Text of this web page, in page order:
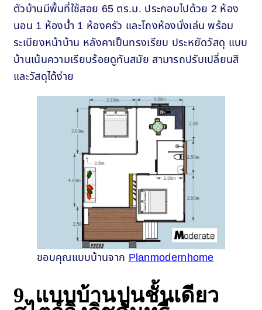
ตัวบ้านมีพื้นที่ใช้สอย 65 ตร.ม. ประกอบไปด้วย 2 ห้อง
นอน 1 ห้องน้ำ 1 ห้องครัว และโถงห้องนั่งเล่น พร้อม
ระเบียงหน้าบ้าน หลังคาเป็นทรงเรียบ ประหยัดวัสดุ แบบ
บ้านเน้นความเรียบร้อยดูทันสมัย สามารถปรับเปลี่ยนสี
และวัสดุได้ง่าย
ขอบคุณแบบบ้านจากPlanmodernhome
9. แบบบ้านปูนชั้นเดียว